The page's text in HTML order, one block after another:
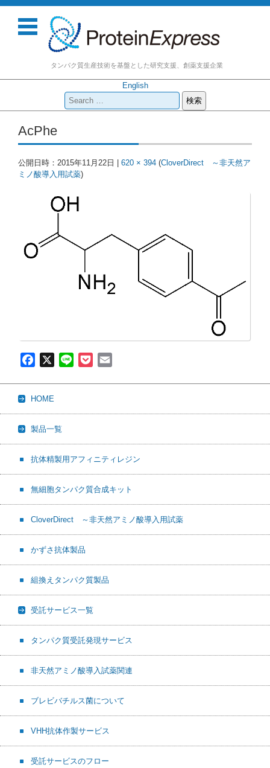
タンパク質生産技術を基盤とした研究支援、創薬支援企業
English
検
索:
コンテンツに移動
AcPhe
公開日時： 2015年11月22日 620 × 394 (CloverDirect ～非天然ア
ミノ酸導入用試薬)
e
b
o
o
k
e
l
HOME
製品一覧
抗体精製用アフィニティレジン
無細胞タンパク質合成キット
CloverDirect ～非天然アミノ酸導入用試薬
かずさ抗体製品
組換えタンパク質製品
受託サービス一覧
タンパク質受託発現サービス
非天然アミノ酸導入試薬関連
ブレビバチルス菌について
VHH抗体作製サービス
受託サービスのフロー